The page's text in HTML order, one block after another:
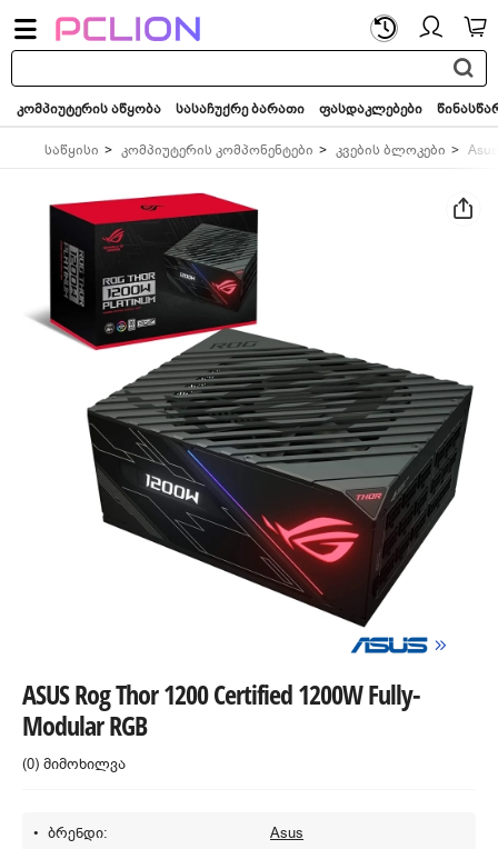
საძიებო
სიტყვა...
კომპიუტერის აწყობა სასაჩუქრე ბარათი ფასდაკლებები
საწყისი კომპიუტერის კომპონენტები კვების ბლოკები Asus
ASUS Rog Thor 1200 Certified 1200W Fully-
Modular RGB
(0) მიმოხილვა
ბრენდი:
Asus